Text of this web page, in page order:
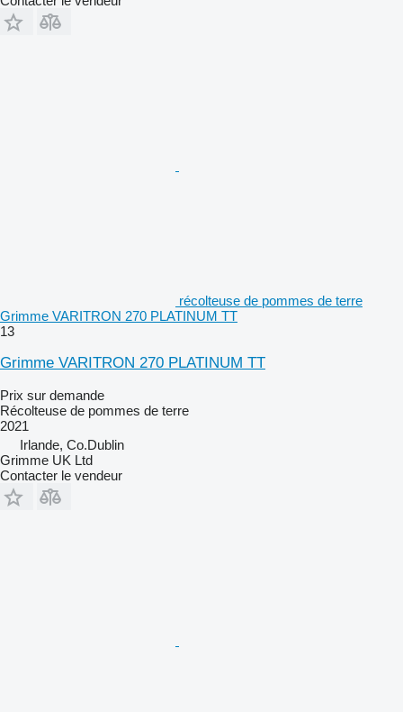
récolteuse de pommes de terre
Grimme VARITRON 270 PLATINUM TT
13
Grimme VARITRON 270 PLATINUM TT
Prix sur demande
Récolteuse de pommes de terre
2021
Irlande, Co.Dublin
Grimme UK Ltd
Contacter le vendeur